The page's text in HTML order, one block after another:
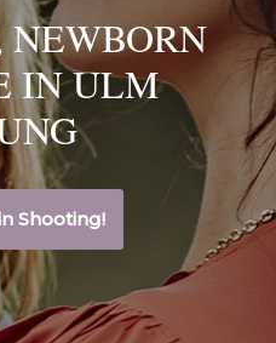
IN ULM
Shooting!